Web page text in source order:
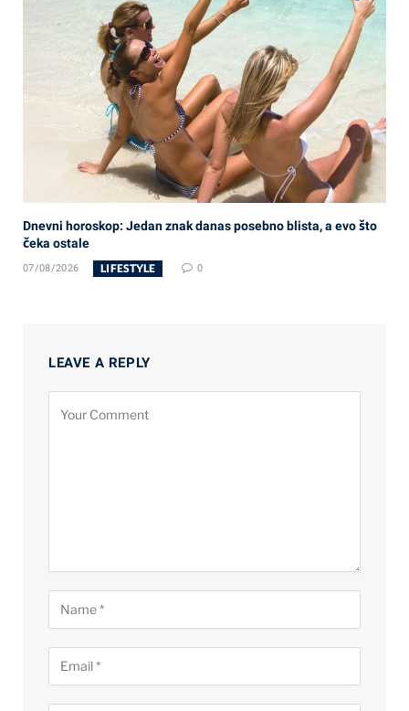
Dnevni horoskop: Jedan znak danas posebno blista, a evo što
čeka ostale
07/08/2026 LIFESTYLE 0
LEAVE A REPLY